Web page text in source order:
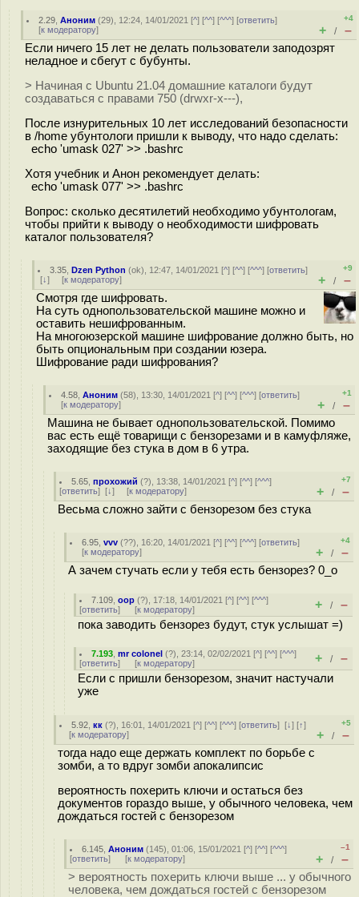
2.29 ,Аноним (29), 12:24, 14/01/2021 [^] [^^] [^^^] [ответить]
[к модератору]
+4
+ / –
Если ничего 15 лет не делать пользователи заподозрят
неладное и сбегут с бубунты.
> Начиная с Ubuntu 21.04 домашние каталоги будут
создаваться с правами 750 (drwxr-x---),
После изнурительных 10 лет исследований безопасности
в /home убунтологи пришли к выводу, что надо сделать:
echo 'umask 027' >> .bashrc
Хотя учебник и Анон рекомендует делать:
echo 'umask 077' >> .bashrc
Вопрос: сколько десятилетий необходимо убунтологам,
чтобы прийти к выводу о необходимости шифровать
каталог пользователя?
3.35 ,Dzen Python (ok), 12:47, 14/01/2021 [^] [^^] [^^^] [ответить]
[↓] [к модератору]
+9
+ / –
Смотря где шифровать.
На суть однопользовательской машине можно и
оставить нешифрованным.
На многоюзерской машине шифрование должно быть, но
быть опциональным при создании юзера.
Шифрование ради шифрования?
4.58 ,Аноним (58), 13:30, 14/01/2021 [^] [^^] [^^^] [ответить]
[к модератору]
+1
+ / –
Машина не бывает однопользовательской. Помимо
вас есть ещё товарищи с бензорезами и в камуфляже,
заходящие без стука в дом в 6 утра.
5.65 ,прохожий (?), 13:38, 14/01/2021 [^] [^^] [^^^]
[ответить] [↓] [к модератору]
+7
+ / –
Весьма сложно зайти с бензорезом без стука
6.95 ,vvv (??), 16:20, 14/01/2021 [^] [^^] [^^^] [ответить]
[к модератору]
+4
+ / –
А зачем стучать если у тебя есть бензорез? 0_o
7.109 ,оор (?), 17:18, 14/01/2021 [^] [^^] [^^^]
[ответить] [к модератору] + / –
пока заводить бензорез будут, стук услышат =)
7.193 ,mr colonel (?), 23:14, 02/02/2021 [^] [^^] [^^^]
[ответить] [к модератору] + / –
Если с пришли бензорезом, значит настучали
уже
5.92 ,кк (?), 16:01, 14/01/2021 [^] [^^] [^^^] [ответить][↓] [↑]
[к модератору]
+5
+ / –
тогда надо еще держать комплект по борьбе с
зомби, а то вдруг зомби апокалипсис
вероятность похерить ключи и остаться без
документов гораздо выше, у обычного человека, чем
дождаться гостей с бензорезом
6.145 ,Аноним (145), 01:06, 15/01/2021 [^] [^^] [^^^]
[ответить] [к модератору]
–1
+ / –
> вероятность похерить ключи выше ... у обычного
человека, чем дождаться гостей с бензорезом